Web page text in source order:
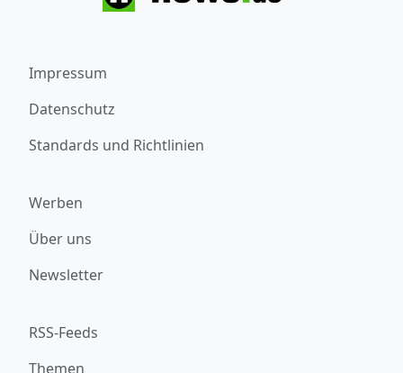
Impressum
Datenschutz
Standards und Richtlinien
Werben
Über uns
Newsletter
RSS-Feeds
Themen